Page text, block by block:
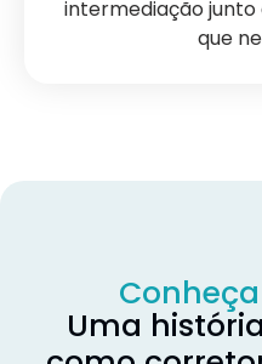
intermediação
que
Uma